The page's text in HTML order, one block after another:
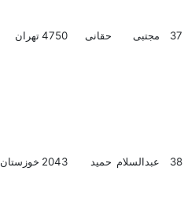
37 مجتبی حقانی 4750تهران
38 عبدالسلام حمید 2043 خوزستان